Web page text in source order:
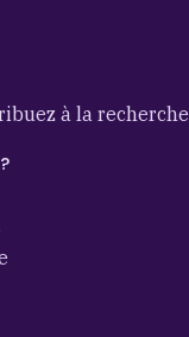
à la recherche